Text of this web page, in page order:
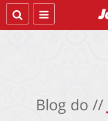
Blog do //